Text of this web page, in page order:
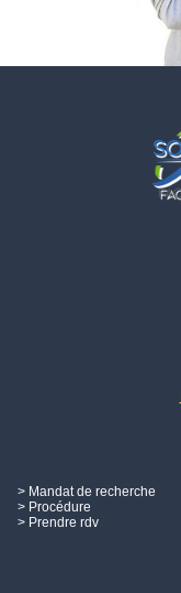
> Mandat de recherche
> Procédure
> Prendre rdv